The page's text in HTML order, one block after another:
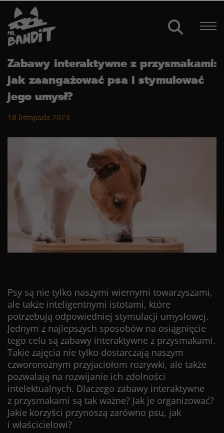
Zabawy interaktywne z przysmakami:
jak zaangażować psa i stymulować
jego umysł?
18 listopada 2023
Psy są nie tylko naszymi wiernymi towarzyszami,
ale także inteligentnymi istotami, które
potrzebują odpowiedniej stymulacji umysłowej.
Jednym z najlepszych sposobów na osiągnięcie
tego celu są zabawy interaktywne z przysmakami.
Takie zajęcia nie tylko dostarczają naszym
czworonożnym przyjaciołom rozrywki, ale także
pozwalają na rozwijanie ich zdolności
intelektualnych. Dlaczego zabawy interaktywne
z przysmakami są tak ważne? Jak je organizować?
Jakie korzyści przynoszą zarówno psu, jak
i właścicielowi?